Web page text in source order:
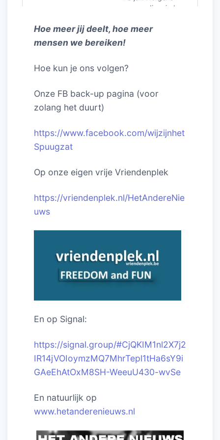
Hoe meer jij deelt, hoe meer
mensen we bereiken!
Hoe kun je ons volgen?
Onze FB back-up pagina (voor
zolang het duurt)
https://www.facebook.com/wijzijnhet
Spuugzat
Op onze eigen vrije Vriendenplek
https://vriendenplek.nl/HetAndereNie
uws
En op Signal:
https://signal.group/#CjQKIM1nl2X7j2
IR14jVOIoymzMQ7MhrTepl1tHa6sY9i
GAeEhAtOxM8SH-WeeuU430-wvSe
En natuurlijk op
www.hetanderenieuws.nl